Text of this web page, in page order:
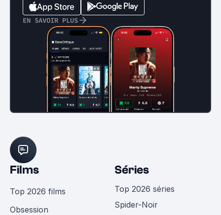
EN SAVOIR PLUS
Films
Top 2026 films
Obsession
Séries
Top 2026 séries
Spider-Noir